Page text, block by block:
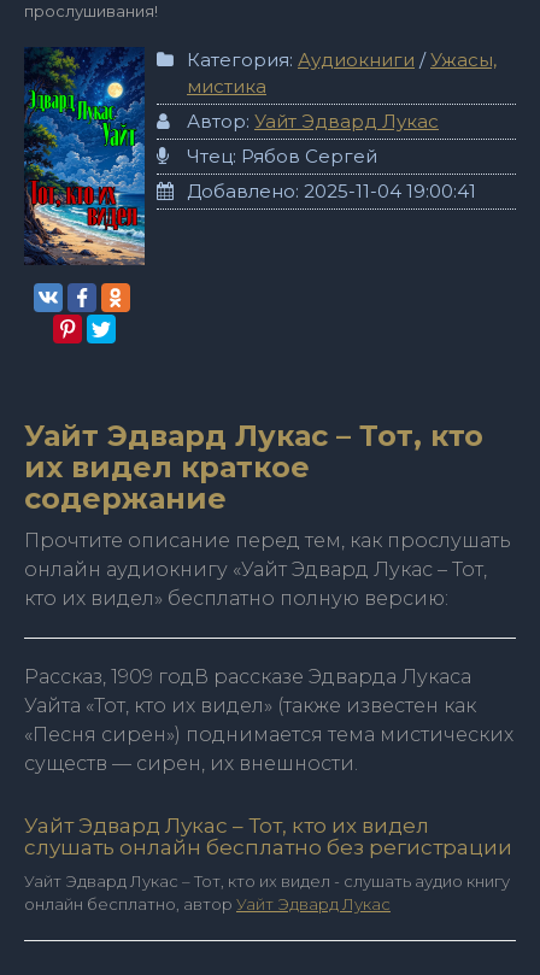
прослушивания!
Категория: Аудиокниги /Ужасы,
мистика
Автор: Уайт Эдвард Лукас
Чтец: Рябов Сергей
Добавлено: 2025-11-04 19:00:41
Уайт Эдвард Лукас – Тот, кто
их видел краткое
содержание
Прочтите описание перед тем, как прослушать
онлайн аудиокнигу «Уайт Эдвард Лукас – Тот,
кто их видел» бесплатно полную версию:
Рассказ, 1909 годВ рассказе Эдварда Лукаса
Уайта «Тот, кто их видел» (также известен как
«Песня сирен») поднимается тема мистических
существ — сирен, их внешности.
Уайт Эдвард Лукас – Тот, кто их видел
слушать онлайн бесплатно без регистрации
Уайт Эдвард Лукас – Тот, кто их видел - слушать аудио книгу
онлайн бесплатно, автор Уайт Эдвард Лукас